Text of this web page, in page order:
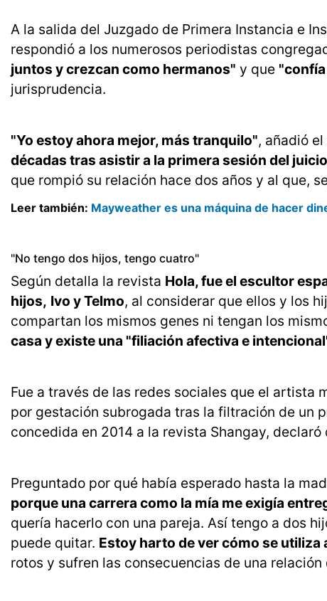
A la salida del Juzgado de Primera Instancia e
respondió a los numerosos periodistas
juntos y crezcan como hermanos" y que
jurisprudencia.
"Yo estoy ahora mejor, más tranquilo", añadió
décadas tras asistir a la primera sesión del juicio
que rompió su relación hace dos años y al que,
Leer también: Mayweather es una máquina de hacer
"No tengo dos hijos, tengo cuatro"
Según detalla la revista Hola, fue el escultor
hijos, Ivo y Telmo, al considerar que ellos y los
compartan los mismos genes ni tengan los
casa y existe una "filiación afectiva e
Fue a través de las redes sociales que el artista
por gestación subrogada tras la filtración de un
concedida en 2014 a la revista Shangay,
Preguntado por qué había esperado hasta la
porque una carrera como la mía me exigía
quería hacerlo con una pareja. Así tengo a dos
puede quitar. Estoy harto de ver cómo se utiliza
rotos y sufren las consecuencias de una relación